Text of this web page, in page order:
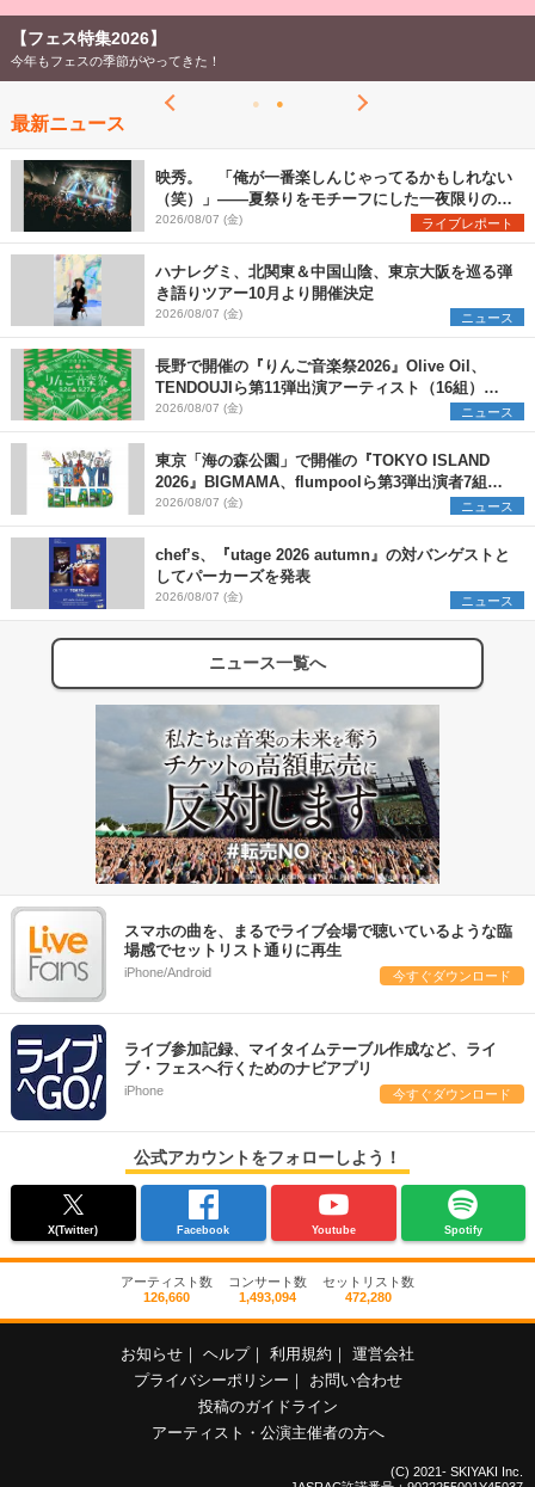
【フェス特集2026】
今年もフェスの季節がやってきた！
最新ニュース
映秀。 「俺が一番楽しんじゃってるかもしれない
（笑）」――夏祭りをモチーフにした一夜限りのス
ペシャルライブ『色祭』レポート
2026/08/07 (金) ライブレポート
ハナレグミ、北関東＆中国山陰、東京大阪を巡る弾
き語りツアー10月より開催決定
2026/08/07 (金) ニュース
長野で開催の『りんご音楽祭2026』Olive Oil、
TENDOUJIら第11弾出演アーティスト（16組）を
発表
2026/08/07 (金) ニュース
東京「海の森公園」で開催の『TOKYO ISLAND
2026』BIGMAMA、flumpoolら第3弾出演者7組を
発表 ワークショップ・アート出展者を募集
2026/08/07 (金) ニュース
chef’s、『utage 2026 autumn』の対バンゲストと
してパーカーズを発表
2026/08/07 (金) ニュース
ニュース一覧へ
スマホの曲を、まるでライブ会場で聴いているような臨
場感でセットリスト通りに再生
iPhone/Android 今すぐダウンロード
ライブ参加記録、マイタイムテーブル作成など、ライ
ブ・フェスへ行くためのナビアプリ
iPhone 今すぐダウンロード
公式アカウントをフォローしよう！
X(Twitter) Facebook Youtube Spotify
アーティスト数
126,660
コンサート数
1,493,094
セットリスト数
472,280
お知らせ ヘルプ 利用規約
運営会社
プライバシーポリシー
お問い合わせ
投稿のガイドライン
アーティスト・公演主催者の方へ
(C) 2021- SKIYAKI Inc.